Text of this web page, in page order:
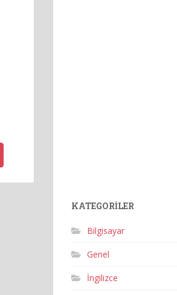
KATEGORILER
Bilgisayar
Genel
İngilizce